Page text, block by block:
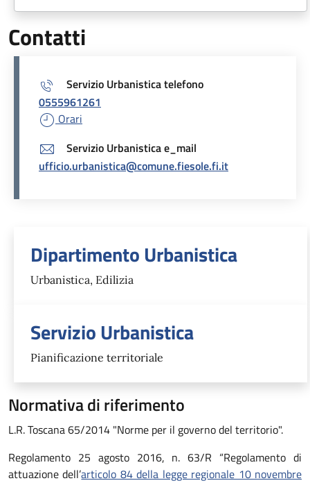
Contatti
Servizio Urbanistica telefono
0555961261
Orari
Servizio Urbanistica e_mail
ufficio.urbanistica@comune.fiesole.fi.it
Unità organizzativa
Dipartimento Urbanistica
Urbanistica, Edilizia
Servizio Urbanistica
Pianificazione territoriale
Normativa di riferimento
L.R. Toscana 65/2014 "Norme per il governo del territorio".
Regolamento 25 agosto 2016, n. 63/R “Regolamento di
attuazione dell’articolo 84 della legge regionale 10 novembre